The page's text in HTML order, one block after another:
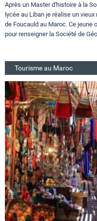
Après un Master d'histoire à la
lycée au Liban je réalise un
de Foucauld au Maroc. Ce
pour renseigner la Société de
Tourisme au Maroc